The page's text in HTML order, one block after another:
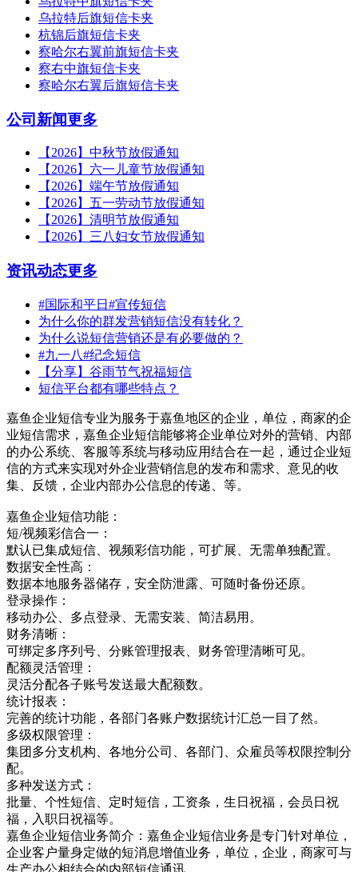
乌拉特后旗短信卡夹
杭锦后旗短信卡夹
察哈尔右翼前旗短信卡夹
察右中旗短信卡夹
察哈尔右翼后旗短信卡夹
公司新闻更多
【2026】中秋节放假通知
【2026】六一儿童节放假通知
【2026】端午节放假通知
【2026】五一劳动节放假通知
【2026】清明节放假通知
【2026】三八妇女节放假通知
资讯动态更多
#国际和平日#宣传短信
为什么你的群发营销短信没有转化？
为什么说短信营销还是有必要做的？
#九一八#纪念短信
【分享】谷雨节气祝福短信
短信平台都有哪些特点？
嘉鱼企业短信专业为服务于嘉鱼地区的企业，单位，商家的企
业短信需求，嘉鱼企业短信能够将企业单位对外的营销、内部
的办公系统、客服等系统与移动应用结合在一起，通过企业短
信的方式来实现对外企业营销信息的发布和需求、意见的收
集、反馈，企业内部办公信息的传递、等。
嘉鱼企业短信功能：
短/视频彩信合一：
默认已集成短信、视频彩信功能，可扩展、无需单独配置。
数据安全性高：
数据本地服务器储存，安全防泄露、可随时备份还原。
登录操作：
移动办公、多点登录、无需安装、简洁易用。
财务清晰：
可绑定多序列号、分账管理报表、财务管理清晰可见。
配额灵活管理：
灵活分配各子账号发送最大配额数。
统计报表：
完善的统计功能，各部门各账户数据统计汇总一目了然。
多级权限管理：
集团多分支机构、各地分公司、各部门、众雇员等权限控制分
配。
多种发送方式：
批量、个性短信、定时短信，工资条，生日祝福，会员日祝
福，入职日祝福等。
嘉鱼企业短信业务简介：嘉鱼企业短信业务是专门针对单位，
企业客户量身定做的短消息增值业务，单位，企业，商家可与
生产办公相结合的内部短信通讯，